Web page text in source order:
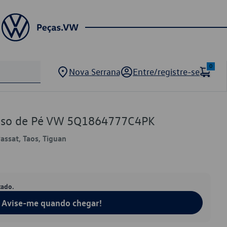
Nova Serrana Entre/registre-se
0
de Pé VW 5Q1864777C4PK
Taos, Tiguan
Avise-me quando chegar!